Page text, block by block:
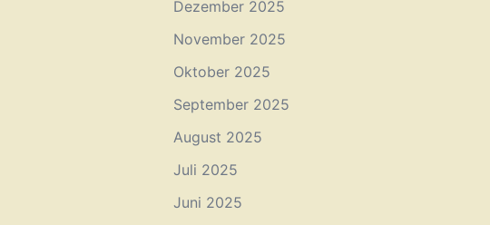
Dezember 2025
November 2025
Oktober 2025
September 2025
August 2025
Juli 2025
Juni 2025